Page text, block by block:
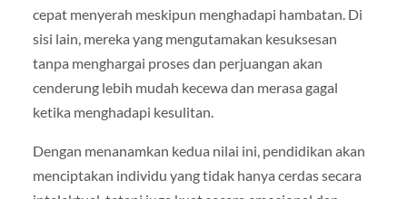
cepat menyerah meskipun menghadapi hambatan. Di
sisi lain, mereka yang mengutamakan kesuksesan
tanpa menghargai proses dan perjuangan akan
cenderung lebih mudah kecewa dan merasa gagal
ketika menghadapi kesulitan.
Dengan menanamkan kedua nilai ini, pendidikan akan
menciptakan individu yang tidak hanya cerdas secara